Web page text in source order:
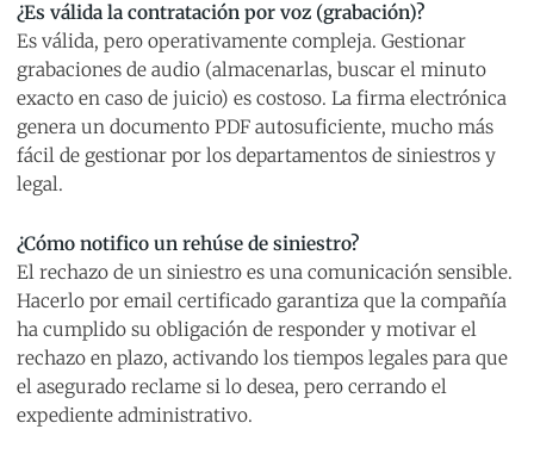
¿Es válida la contratación por voz (grabación)?
Es válida, pero operativamente compleja. Gestionar
grabaciones de audio (almacenarlas, buscar el minuto
exacto en caso de juicio) es costoso. La firma electrónica
genera un documento PDF autosuficiente, mucho más
fácil de gestionar por los departamentos de siniestros y
legal.
¿Cómo notifico un rehúse de siniestro?
El rechazo de un siniestro es una comunicación sensible.
Hacerlo por email certificado garantiza que la compañía
ha cumplido su obligación de responder y motivar el
rechazo en plazo, activando los tiempos legales para que
el asegurado reclame si lo desea, pero cerrando el
expediente administrativo.